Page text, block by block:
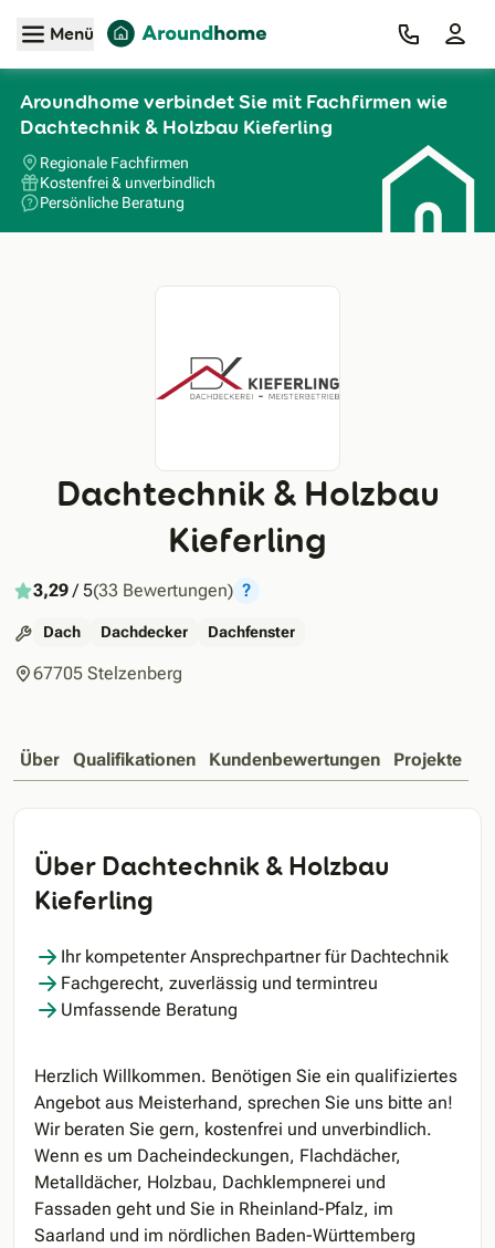
Zum Hauptinhalt
Menü
Aroundhome verbindet Sie mit Fachfirmen wie
Dachtechnik & Holzbau Kieferling
Regionale Fachfirmen
Kostenfrei & unverbindlich
Persönliche Beratung
Dachtechnik & Holzbau
Kieferling
3,29/ 5(33 Bewertungen) ?
Dach Dachdecker Dachfenster
67705 Stelzenberg
Über Qualifikationen Kundenbewertungen Projekte
Über Dachtechnik & Holzbau
Kieferling
Ihr kompetenter Ansprechpartner für Dachtechnik
Fachgerecht, zuverlässig und termintreu
Umfassende Beratung
Herzlich Willkommen. Benötigen Sie ein qualifiziertes
Angebot aus Meisterhand, sprechen Sie uns bitte an!
Wir beraten Sie gern, kostenfrei und unverbindlich.
Wenn es um Dacheindeckungen, Flachdächer,
Metalldächer, Holzbau, Dachklempnerei und
Fassaden geht und Sie in Rheinland-Pfalz, im
Saarland und im nördlichen Baden-Württemberg